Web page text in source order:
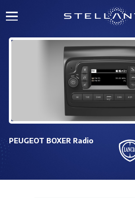
PEUGEOT BOXER Radio